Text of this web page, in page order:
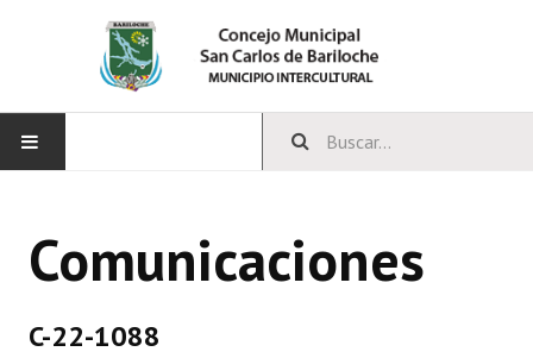
CONCEJO
Comunicaciones
C-22-1088